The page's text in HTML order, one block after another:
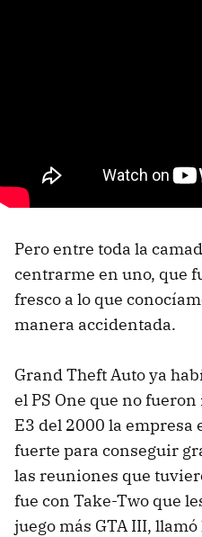
Pero entre toda la
centrarme en uno, que
fresco a lo que
manera accidentada.
Grand Theft Auto ya
el PS One que no
E3 del 2000 la
fuerte para conseguir
las reuniones que
fue con Take-Two que
juego más GTA III,